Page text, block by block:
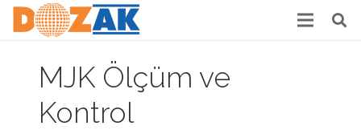
MJK Ölçüm ve
Kontrol